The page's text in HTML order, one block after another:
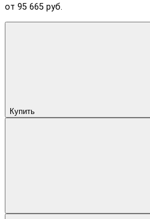
от 95 665 руб.
Купить